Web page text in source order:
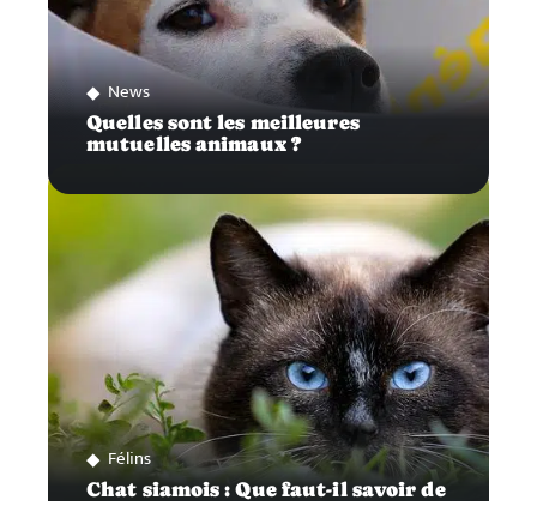
News
Quelles sont les meilleures
mutuelles animaux ?
Félins
Chat siamois : Que faut-il savoir de